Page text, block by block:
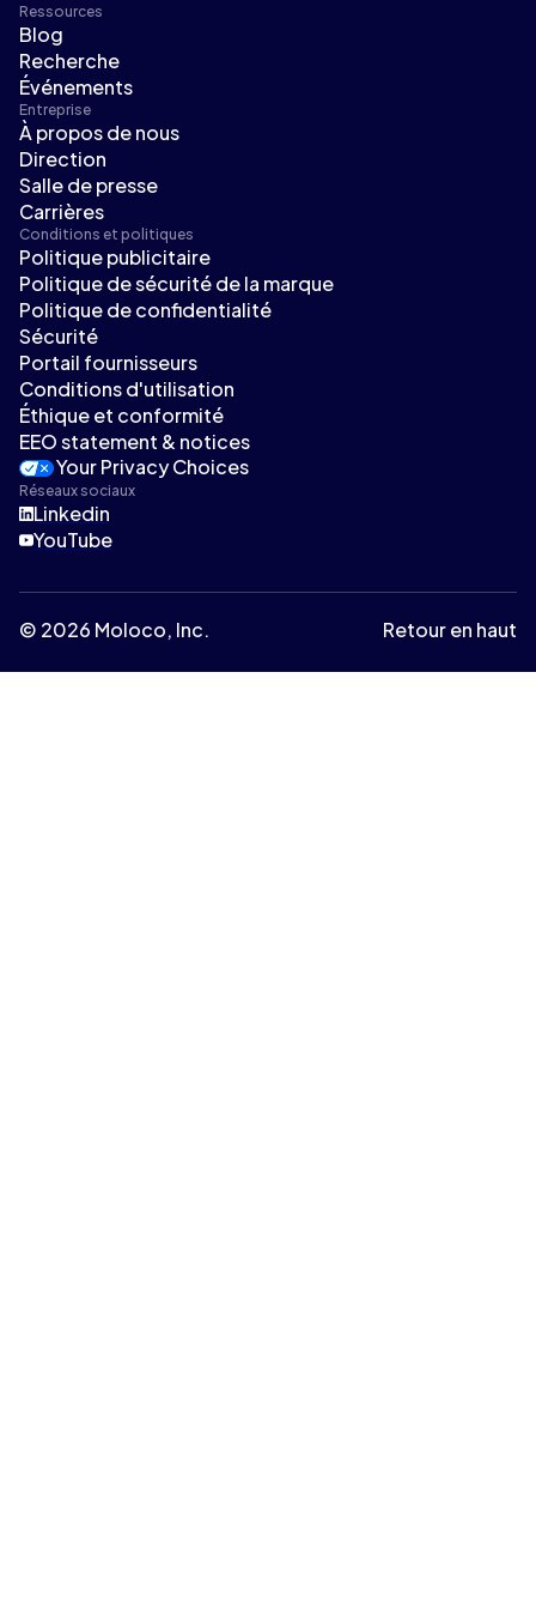
Ressources
Blog
Recherche
Événements
Entreprise
À propos de nous
Direction
Salle de presse
Carrières
Conditions et politiques
Politique publicitaire
Politique de sécurité de la marque
Politique de confidentialité
Sécurité
Portail fournisseurs
Conditions d'utilisation
Éthique et conformité
EEO statement & notices
Your Privacy Choices
Réseaux sociaux
Linkedin
YouTube
© 2026 Moloco, Inc. Retour en haut